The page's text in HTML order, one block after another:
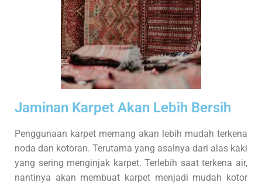
Jaminan Karpet Akan Lebih Bersih
Penggunaan karpet memang akan lebih mudah terkena
noda dan kotoran. Terutama yang asalnya dari alas kaki
yang sering menginjak karpet. Terlebih saat terkena air,
nantinya akan membuat karpet menjadi mudah kotor